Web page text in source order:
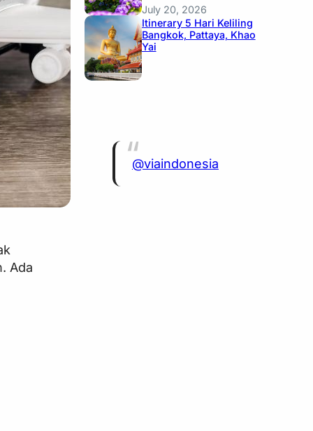
Ada
July 20, 2026
Itinerary 5 Hari Keliling
Bangkok, Pattaya, Khao
Yai
@viaindonesia